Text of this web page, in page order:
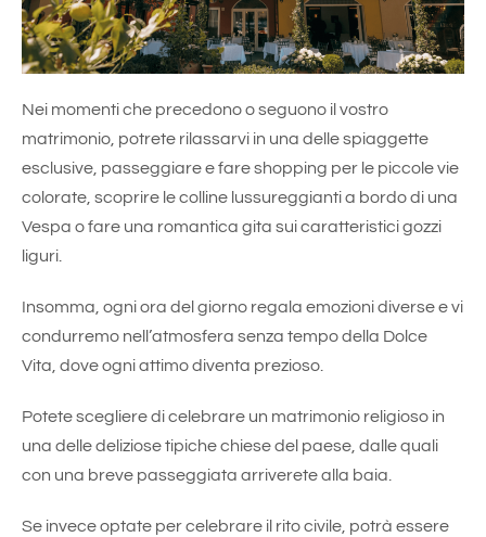
Nei momenti che precedono o seguono il vostro
matrimonio, potrete rilassarvi in una delle spiaggette
esclusive, passeggiare e fare shopping per le piccole vie
colorate, scoprire le colline lussureggianti a bordo di una
Vespa o fare una romantica gita sui caratteristici gozzi
liguri.
Insomma, ogni ora del giorno regala emozioni diverse e vi
condurremo nell’atmosfera senza tempo della Dolce
Vita, dove ogni attimo diventa prezioso.
Potete scegliere di celebrare un matrimonio religioso in
una delle deliziose tipiche chiese del paese, dalle quali
con una breve passeggiata arriverete alla baia.
Se invece optate per celebrare il rito civile, potrà essere